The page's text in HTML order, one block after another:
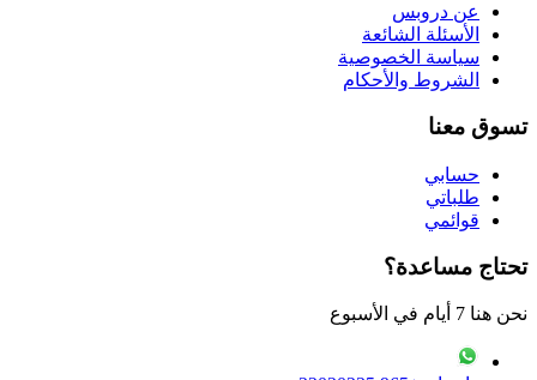
عن دروبس
الأسئلة الشائعة
سياسة الخصوصية
الشروط والأحكام
تسوق معنا
حسابي
طلباتي
قوائمي
تحتاج مساعدة؟
نحن هنا 7 أيام في الأسبوع